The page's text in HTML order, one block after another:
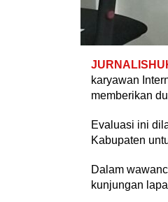
karyawan
memberikan
Evaluasi ini
Kabupaten
Dalam
kunjungan